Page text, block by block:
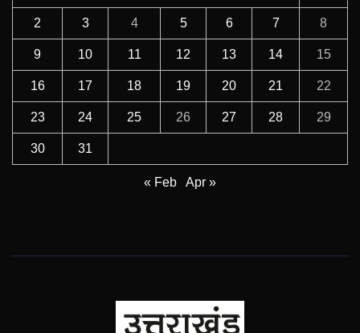
2 3 4 5 6 7 8
9 10 11 12 13 14 15
16 17 18 19 20 21 22
23 24 25 26 27 28 29
30 31
« Feb Apr »